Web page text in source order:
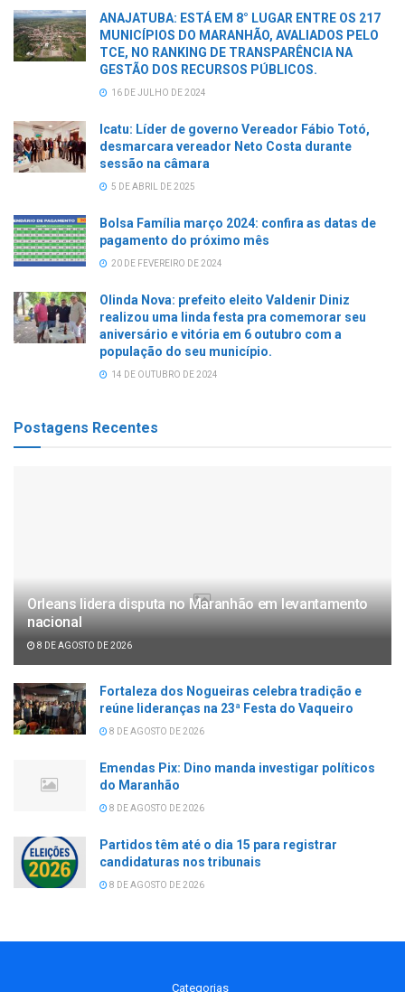
ANAJATUBA: ESTÁ EM 8° LUGAR ENTRE OS 217
MUNICÍPIOS DO MARANHÃO, AVALIADOS PELO
TCE, NO RANKING DE TRANSPARÊNCIA NA
GESTÃO DOS RECURSOS PÚBLICOS.
16 DE JULHO DE 2024
Icatu: Líder de governo Vereador Fábio Totó,
desmarcara vereador Neto Costa durante
sessão na câmara
5 DE ABRIL DE 2025
Bolsa Família março 2024: confira as datas de
pagamento do próximo mês
20 DE FEVEREIRO DE 2024
Olinda Nova: prefeito eleito Valdenir Diniz
realizou uma linda festa pra comemorar seu
aniversário e vitória em 6 outubro com a
população do seu município.
14 DE OUTUBRO DE 2024
Postagens Recentes
Orleans lidera disputa no Maranhão em levantamento
nacional
8 DE AGOSTO DE 2026
Fortaleza dos Nogueiras celebra tradição e
reúne lideranças na 23ª Festa do Vaqueiro
8 DE AGOSTO DE 2026
Emendas Pix: Dino manda investigar políticos
do Maranhão
8 DE AGOSTO DE 2026
Partidos têm até o dia 15 para registrar
candidaturas nos tribunais
8 DE AGOSTO DE 2026
Categorias